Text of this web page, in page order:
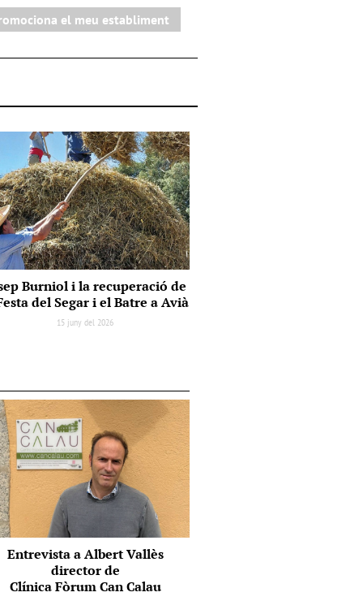
el meu establiment
Burniol i la recuperació de
del Segar i el Batre a Avià
15 juny del 2026
Entrevista a Albert Vallès
director de
Clínica Fòrum Can Calau